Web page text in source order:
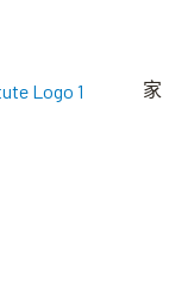
家